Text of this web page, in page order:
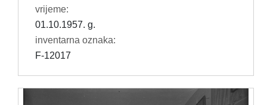
vrijeme:
01.10.1957. g.
inventarna oznaka:
F-12017